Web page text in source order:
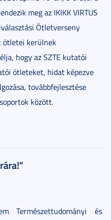
meg az IKIKK VIRTUS
Ötletverseny
ötletei kerülnek
hogy az SZTE kutatói
ötleteket, hidat képezve
továbbfejlesztése
között.
Természettudományi és